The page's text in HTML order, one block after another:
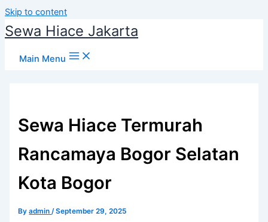
Skip to content
Sewa Hiace Jakarta
Main Menu
Sewa Hiace Termurah
Rancamaya Bogor Selatan
Kota Bogor
Byadmin/September 29, 2025